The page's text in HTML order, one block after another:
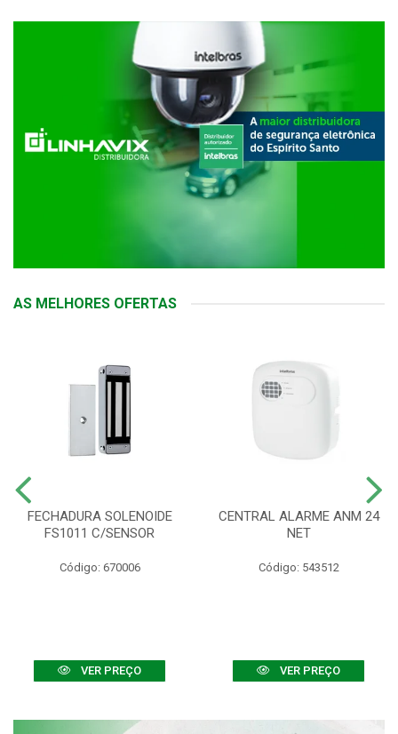
AS MELHORES OFERTAS
FECHADURA SOLENOIDE
FS1011 C/SENSOR
Código: 670006
VER PREÇO
CENTRAL ALARME ANM 24
NET
Código: 543512
VER PREÇO